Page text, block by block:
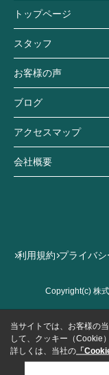
トップページ
スタッフ
お客様の声
ブログ
アクセスマップ
会社概要
利用規約 プライバ
Copyright(c) 株
当サイトでは、お客様の
して、クッキー（Cookie
詳しくは、当社の 「